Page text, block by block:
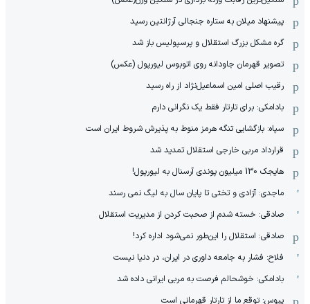
پیشنهاد میلان به ستاره جنجالی آرژانتین رسید
گره مشکل بزرگ استقلال و پرسپولیس باز شد
تصویر قهرمان جاودانه روی اتوبوس لیورپول (عکس)
رقیب اصلی امین اسماعیل‌نژاد از راه رسید
بادامکی: برای تارتار فقط یک نگرانی دارم
سپاه: بازگشایی تنگه هرمز منوط به پذیرش شروط ایران است
قرارداد مربی خارجی استقلال تمدید شد
هایجک 130 میلیون پوندی آرسنال به لیورپول!
ماجدی: آزادی و تختی تا پایان سال به لیگ نمی رسند
صادقی: خسته شدم از صحبت کردن از مدیریت استقلال
صادقی: استقلال را این‌طور نمی‌شود اداره کرد!
فلاح: فشار به جامعه داوری در ایران، در دنیا نیست
بادامکی: خوشحالم فرصت به مربی ایرانی داده شد
پیوس: توقع ما از تارتار قهرمانی است